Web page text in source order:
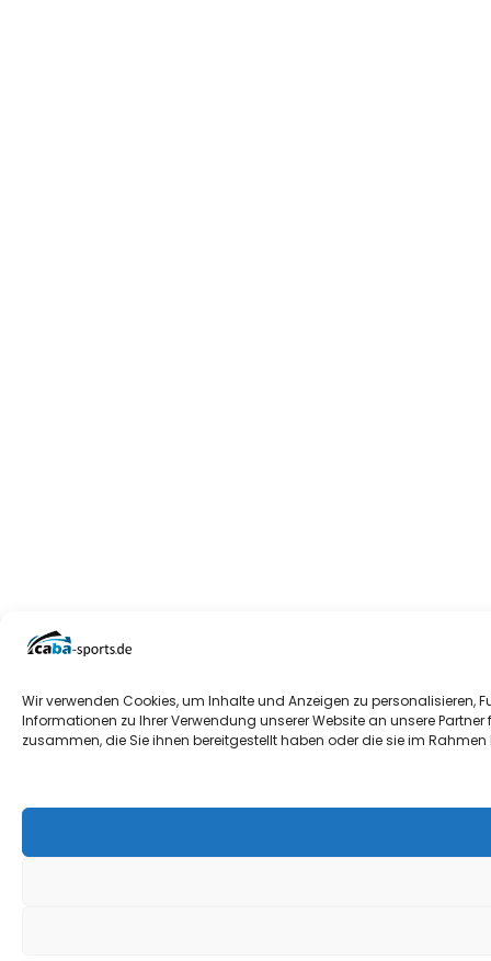
Wir verwenden Cookies, um Inhalte und Anzeigen zu
Informationen zu Ihrer Verwendung unserer Website an unsere
zusammen, die Sie ihnen bereitgestellt haben oder die sie im